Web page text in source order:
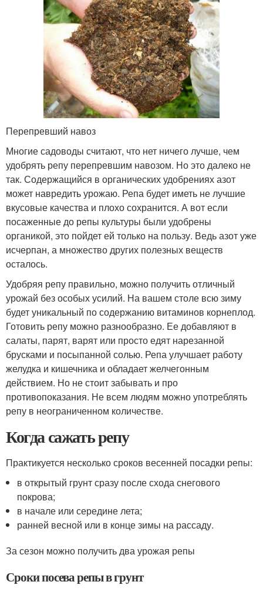
Перепревший навоз
Многие садоводы считают, что нет ничего лучше, чем
удобрять репу перепревшим навозом. Но это далеко не
так. Содержащийся в органических удобрениях азот
может навредить урожаю. Репа будет иметь не лучшие
вкусовые качества и плохо сохранится. А вот если
посаженные до репы культуры были удобрены
органикой, это пойдет ей только на пользу. Ведь азот уже
исчерпан, а множество других полезных веществ
осталось.
Удобряя репу правильно, можно получить отличный
урожай без особых усилий. На вашем столе всю зиму
будет уникальный по содержанию витаминов корнеплод.
Готовить репу можно разнообразно. Ее добавляют в
салаты, парят, варят или просто едят нарезанной
брусками и посыпанной солью. Репа улучшает работу
желудка и кишечника и обладает желчегонным
действием. Но не стоит забывать и про
противопоказания. Не всем людям можно употреблять
репу в неограниченном количестве.
Когда сажать репу
Практикуется несколько сроков весенней посадки репы:
в открытый грунт сразу после схода снегового
покрова;
в начале или середине лета;
ранней весной или в конце зимы на рассаду.
За сезон можно получить два урожая репы
Сроки посева репы в грунт